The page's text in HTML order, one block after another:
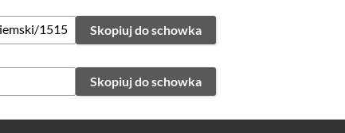
Skopiuj do schowka
Skopiuj do schowka